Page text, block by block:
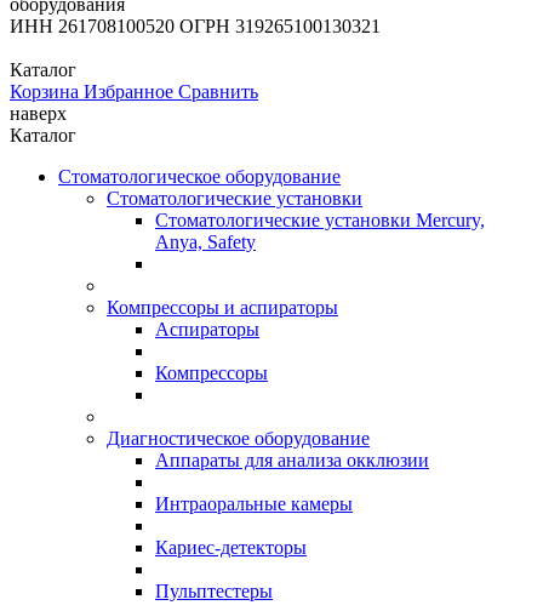
оборудования
ИНН 261708100520 ОГРН 319265100130321
Каталог
Корзина Избранное Сравнить
наверх
Каталог
Стоматологическое оборудование
Стоматологические установки
Стоматологические установки Mercury,
Anya, Safety
Компрессоры и аспираторы
Аспираторы
Компрессоры
Диагностическое оборудование
Аппараты для анализа окклюзии
Интраоральные камеры
Кариес-детекторы
Пульптестеры